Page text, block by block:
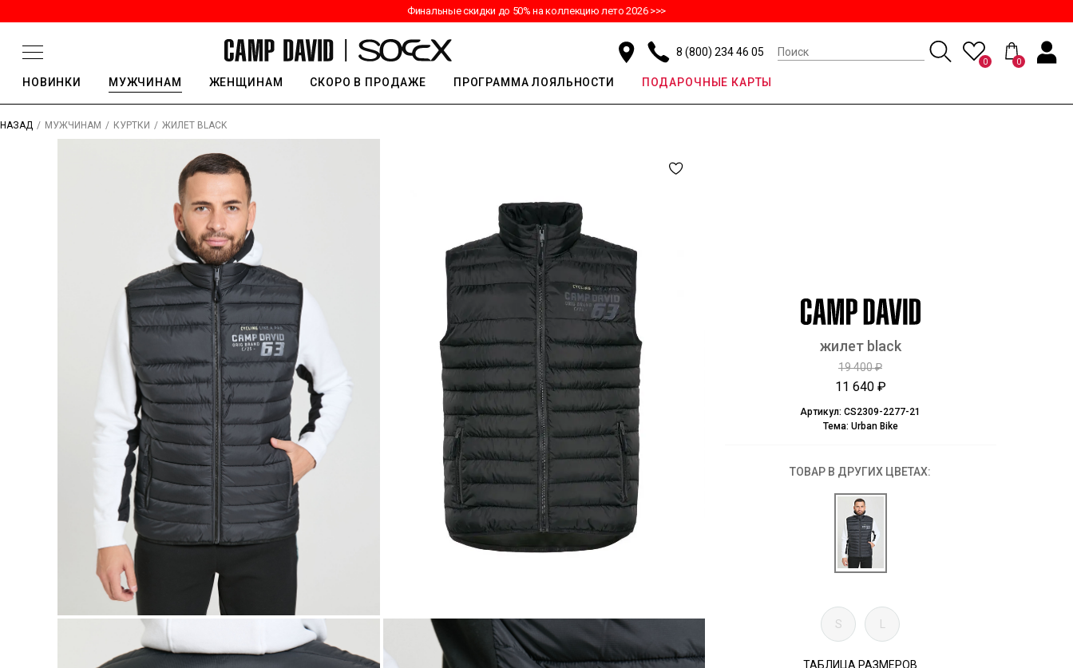
Финальные скидки до 50% на коллекцию лето 2026 >>>
8 (800) 234 46 05
0 0
НОВИНКИ МУЖЧИНАМ ЖЕНЩИНАМ СКОРО В ПРОДАЖЕ ПРОГРАММА ЛОЯЛЬНОСТИ ПОДАРОЧНЫЕ КАРТЫ
НАЗАД / МУЖЧИНАМ / КУРТКИ / ЖИЛЕТ BLACK
жилет black
19 400 ₽
11 640 ₽
Артикул: CS2309-2277-21
Тема: Urban Bike
ТОВАР В ДРУГИХ ЦВЕТАХ:
S
ТАБЛИЦА РАЗМЕРОВ